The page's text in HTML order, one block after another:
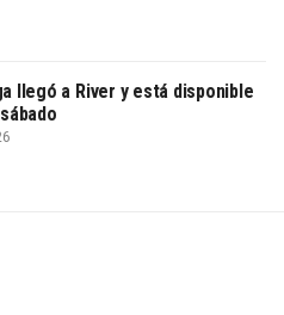
llegó a River y está disponible